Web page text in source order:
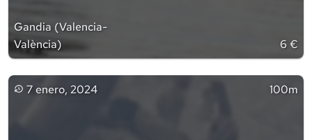
Gandia (Valencia-
València) 6 €
7 enero, 2024 100m